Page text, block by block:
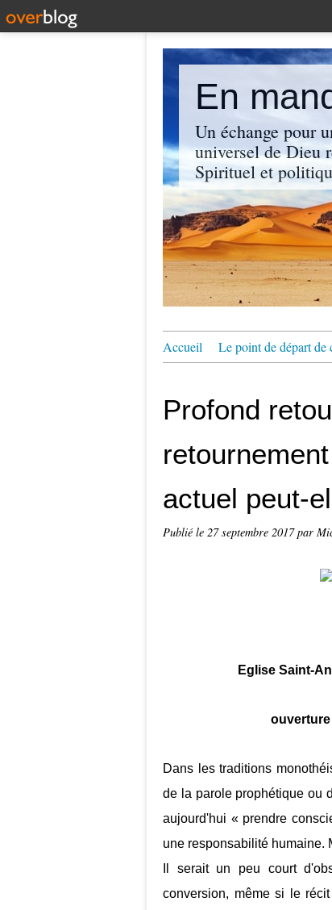
En
Un échange pour
universel de Dieu
Spirituel et
Accueil Le point de départ
Profond
actuel peut-
Publié le 27 septembre 2017par
Eglise Saint-
Dans les traditions
de la parole prophétique ou
aujourd'hui « prendre
une responsabilité humaine.
Il serait un peu court
conversion, même si le